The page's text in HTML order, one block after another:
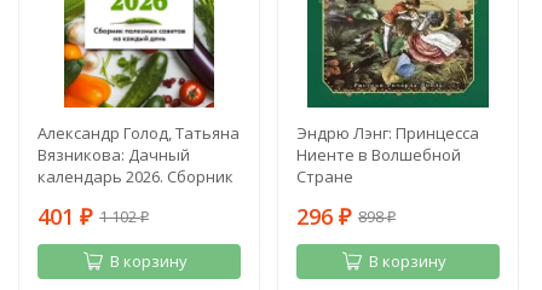
Александр Голод, Татьяна
Вязникова: Дачный
календарь 2026. Сборник
каждый день
401 ₽ 1 102₽
В корзину
Эндрю Лэнг: Принцесса
Ниенте в Волшебной
Стране
296 ₽ 898₽
В корзину